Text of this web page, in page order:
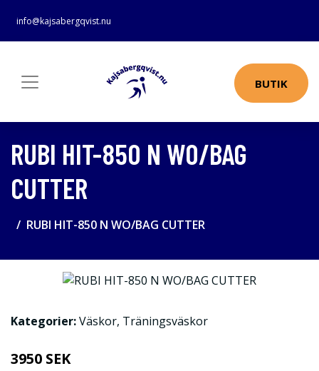
info@kajsabergqvist.nu
BUTIK
RUBI HIT-850 N WO/BAG
CUTTER
RUBI HIT-850 N WO/BAG CUTTER
Kategorier:Väskor, Träningsväskor
3950 SEK